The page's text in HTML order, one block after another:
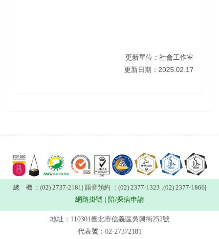
更新單位：社會工作室
更新日期： 2025.02.17
總 機 ：(02) 2737-2181| 語音預約 ：(02) 2377-1323 ;(02) 2377-1866|
網路掛號| 陪/探病申請
地址：110301臺北市信義區吳興街252號
代表號：02-27372181